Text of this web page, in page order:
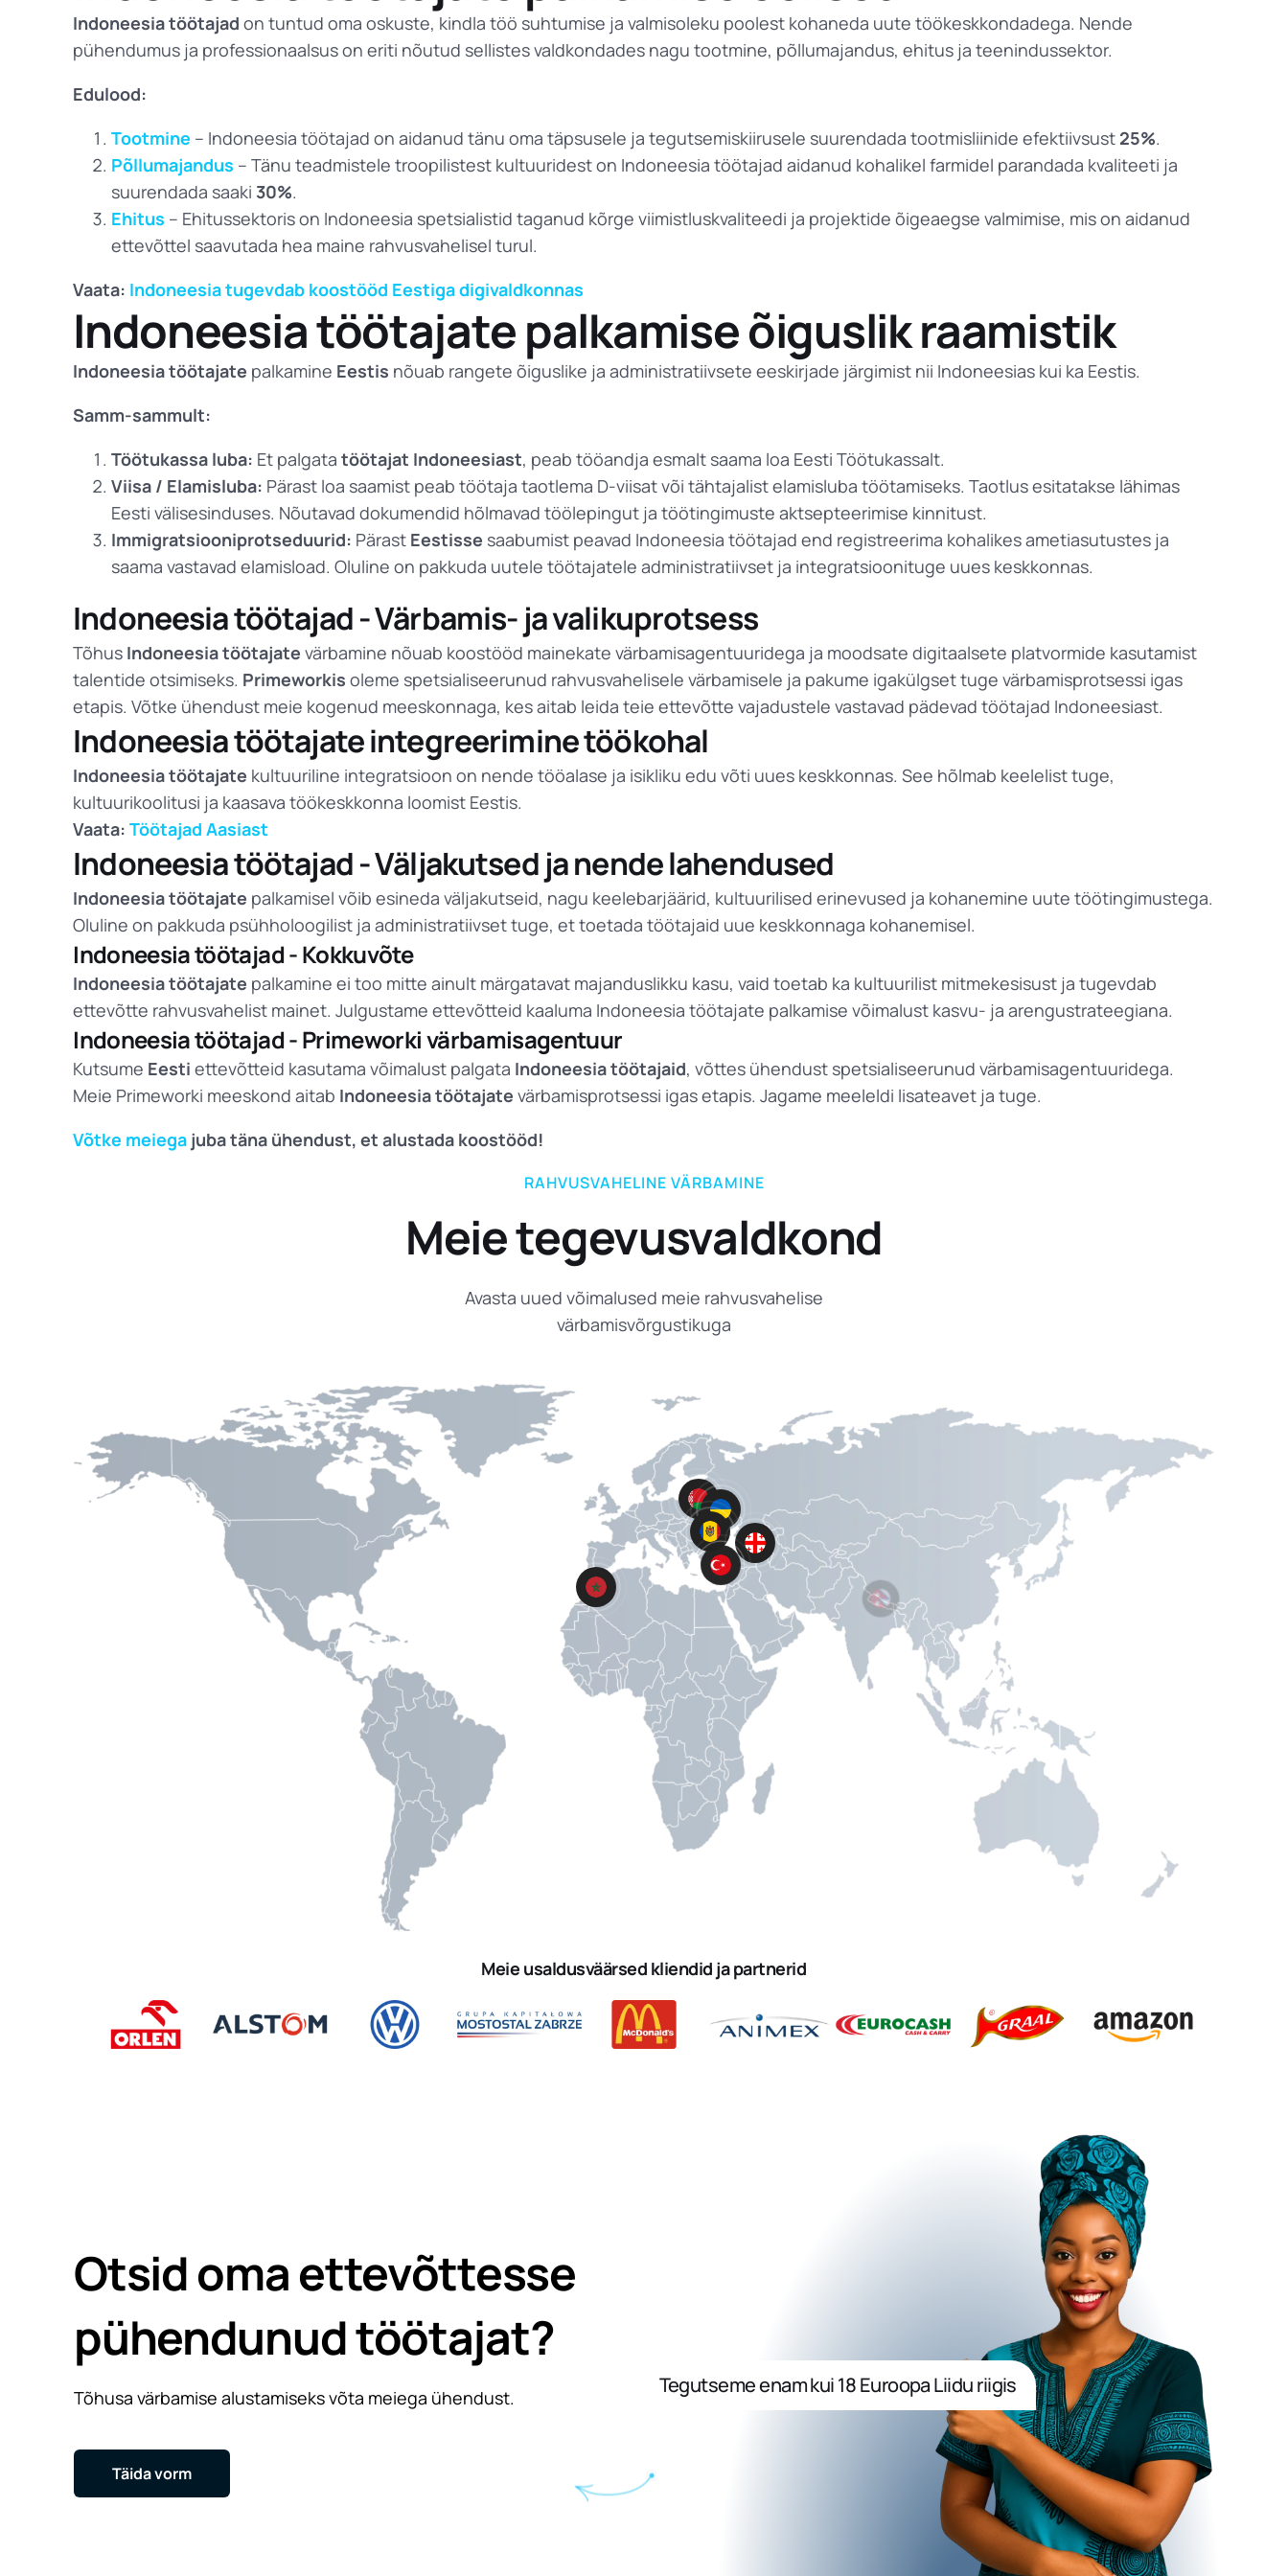
RO
primeworkgroup.ro
AL
primework.al
primework.gr
MT
primework.mt
Indoneesia töötajad on tuntud oma oskuste, kindla töö suhtumise ja valmisoleku poolest kohaneda uute töökeskkondadega. Nende
pühendumus ja professionaalsus on eriti nõutud sellistes valdkondades nagu tootmine, põllumajandus, ehitus ja teenindussektor.
Edulood:
Tootmine – Indoneesia töötajad on aidanud tänu oma täpsusele ja tegutsemiskiirusele suurendada tootmisliinide efektiivsust 25%.
Põllumajandus – Tänu teadmistele troopilistest kultuuridest on Indoneesia töötajad aidanud kohalikel farmidel parandada kvaliteeti ja
suurendada saaki 30%.
Ehitus – Ehitussektoris on Indoneesia spetsialistid taganud kõrge viimistluskvaliteedi ja projektide õigeaegse valmimise, mis on aidanud
ettevõttel saavutada hea maine rahvusvahelisel turul.
Vaata: Indoneesia tugevdab koostööd Eestiga digivaldkonnas
Indoneesia töötajate palkamise õiguslik raamistik
Indoneesia töötajate palkamine Eestis nõuab rangete õiguslike ja administratiivsete eeskirjade järgimist nii Indoneesias kui ka Eestis.
Samm-sammult:
Töötukassa luba: Et palgatatöötajat Indoneesiast, peab tööandja esmalt saama loa Eesti Töötukassalt.
Viisa / Elamisluba: Pärast loa saamist peab töötaja taotlema D-viisat või tähtajalist elamisluba töötamiseks. Taotlus esitatakse lähimas
Eesti välisesinduses. Nõutavad dokumendid hõlmavad töölepingut ja töötingimuste aktsepteerimise kinnitust.
Immigratsiooniprotseduurid: Pärast Eestisse saabumist peavad Indoneesia töötajad end registreerima kohalikes ametiasutustes ja
saama vastavad elamisload. Oluline on pakkuda uutele töötajatele administratiivset ja integratsioonituge uues keskkonnas.
Indoneesia töötajad - Värbamis- ja valikuprotsess
Tõhus Indoneesia töötajate värbamine nõuab koostööd mainekate värbamisagentuuridega ja moodsate digitaalsete platvormide kasutamist
talentide otsimiseks. Primeworkis oleme spetsialiseerunud rahvusvahelisele värbamisele ja pakume igakülgset tuge värbamisprotsessi igas
etapis. Võtke ühendust meie kogenud meeskonnaga, kes aitab leida teie ettevõtte vajadustele vastavad pädevad töötajad Indoneesiast.
Indoneesia töötajate integreerimine töökohal
Indoneesia töötajate kultuuriline integratsioon on nende tööalase ja isikliku edu võti uues keskkonnas. See hõlmab keelelist tuge,
kultuurikoolitusi ja kaasava töökeskkonna loomist Eestis.
Vaata:Töötajad Aasiast
Indoneesia töötajad - Väljakutsed ja nende lahendused
Indoneesia töötajate palkamisel võib esineda väljakutseid, nagu keelebarjäärid, kultuurilised erinevused ja kohanemine uute töötingimustega.
Oluline on pakkuda psühholoogilist ja administratiivset tuge, et toetada töötajaid uue keskkonnaga kohanemisel.
Indoneesia töötajad - Kokkuvõte
Indoneesia töötajate palkamine ei too mitte ainult märgatavat majanduslikku kasu, vaid toetab ka kultuurilist mitmekesisust ja tugevdab
ettevõtte rahvusvahelist mainet. Julgustame ettevõtteid kaaluma Indoneesia töötajate palkamise võimalust kasvu- ja arengustrateegiana.
Indoneesia töötajad - Primeworki värbamisagentuur
Kutsume Eesti ettevõtteid kasutama võimalust palgata Indoneesia töötajaid, võttes ühendust spetsialiseerunud värbamisagentuuridega.
Meie Primeworki meeskond aitab Indoneesia töötajate värbamisprotsessi igas etapis. Jagame meeleldi lisateavet ja tuge.
Võtke meiega juba täna ühendust, et alustada koostööd!
RAHVUSVAHELINE VÄRBAMINE
Meie tegevusvaldkond
Avasta uued võimalused meie rahvusvahelise
värbamisvõrgustikuga
Meie usaldusväärsed kliendid ja partnerid
Otsid oma ettevõttesse
pühendunud töötajat?
Tõhusa värbamise alustamiseks võta meiega ühendust.
Täida vorm
Tegutseme enam kui 18 Euroopa Liidu riigis